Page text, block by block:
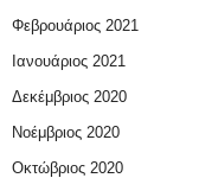
Φεβρουάριος 2021
Ιανουάριος 2021
Δεκέμβριος 2020
Νοέμβριος 2020
Οκτώβριος 2020